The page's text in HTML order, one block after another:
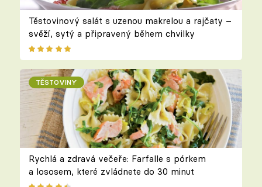
Těstovinový salát s uzenou makrelou a rajčaty –
svěží, sytý a připravený během chvilky
TĚSTOVINY
Rychlá a zdravá večeře: Farfalle s pórkem
a lososem, které zvládnete do 30 minut